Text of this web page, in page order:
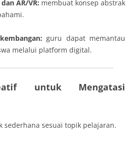
AR/VR: membuat konsep abstrak
guru dapat memantau
melalui platform digital.
untuk Mengatasi
sederhana sesuai topik pelajaran.